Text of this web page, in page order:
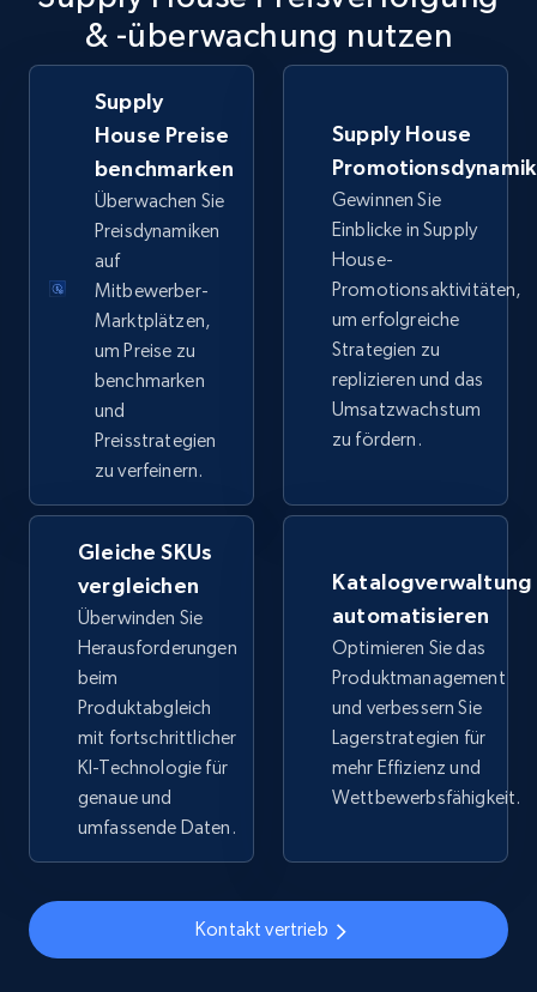
TikTok Shop
URL, Title, Available, Description, Currency, Initial
price, Final price, Discount percent, and more.
5.4K+ 668+ Jetzt anfangen
TikTok Shop - category
URL, Title, Available, Description, Currency, Initial
price, Final price, Discount percent, and more.
5.4K+ 668+ Jetzt anfangen
TikTok Shop - Collect TikTok shop products
URL, Title, Available, Description, Currency, Initial
price, Final price, Discount percent, and more.
5.4K+ 668+ Jetzt anfangen
TikTok Shop - discover records by shop url
URL, Title, Available, Description, Currency, Initial
price, Final price, Discount percent, and more.
5.4K+ 668+ Jetzt anfangen
& -überwachung nutzen
Supply
House Preise
benchmarken
Überwachen Sie
Preisdynamiken
auf
Mitbewerber-
Marktplätzen,
um Preise zu
benchmarken
und
Preisstrategien
zu verfeinern.
Supply House
Gewinnen Sie
Einblicke in Supply
House-
Promotionsaktivitäten,
um erfolgreiche
Strategien zu
replizieren und das
Umsatzwachstum
zu fördern.
Gleiche SKUs
vergleichen
Überwinden Sie
Herausforderungen
beim
Produktabgleich
mit fortschrittlicher
KI-Technologie für
genaue und
umfassende Daten.
Katalogverwaltung
automatisieren
Optimieren Sie das
Produktmanagement
und verbessern Sie
Lagerstrategien für
mehr Effizienz und
Wettbewerbsfähigkeit.
Kontakt vertrieb